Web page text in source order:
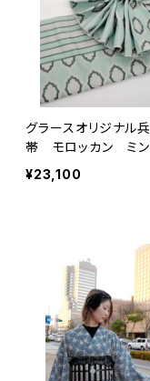
グラースオリジナル
帯 モロッカン ミン
ーン ポリエステル
¥23,100